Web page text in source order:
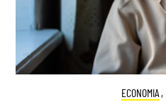
ECONOMIA ,